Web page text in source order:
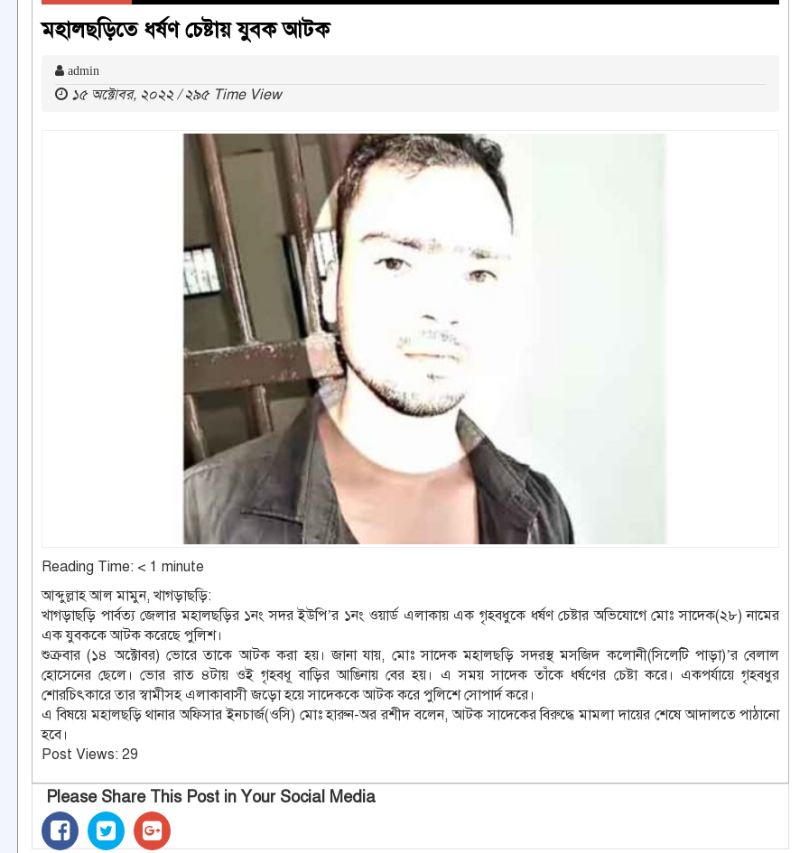
মহালছড়িতে ধর্ষণ চেষ্টায় যুবক আটক
admin
১৫ অক্টোবর, ২০২২ / ২৯৫ Time View
Reading Time: < 1 minute
আব্দুল্লাহ আল মামুন, খাগড়াছড়ি:
খাগড়াছড়ি পার্বত্য জেলার মহালছড়ির ১নং সদর ইউপি’র ১নং ওয়ার্ড এলাকায় এক গৃহবধুকে ধর্ষণ চেষ্টার অভিযোগে মোঃ সাদেক(২৮) নামের
এক যুবককে আটক করেছে পুলিশ।
শুক্রবার (১৪ অক্টোবর) ভোরে তাকে আটক করা হয়। জানা যায়, মোঃ সাদেক মহালছড়ি সদরস্থ মসজিদ কলোনী(সিলেটি পাড়া)’র বেলাল
হোসেনের ছেলে। ভোর রাত ৪টায় ওই গৃহবধূ বাড়ির আঙিনায় বের হয়। এ সময় সাদেক তাঁকে ধর্ষণের চেষ্টা করে। একপর্যায়ে গৃহবধুর
শোরচিৎকারে তার স্বামীসহ এলাকাবাসী জড়ো হয়ে সাদেককে আটক করে পুলিশে সোপার্দ করে।
এ বিষয়ে মহালছড়ি থানার অফিসার ইনচার্জ(ওসি) মোঃ হারুন-অর রশীদ বলেন, আটক সাদেকের বিরুদ্ধে মামলা দায়ের শেষে আদালতে পাঠানো
হবে।
Post Views: 29
Please Share This Post in Your Social Media